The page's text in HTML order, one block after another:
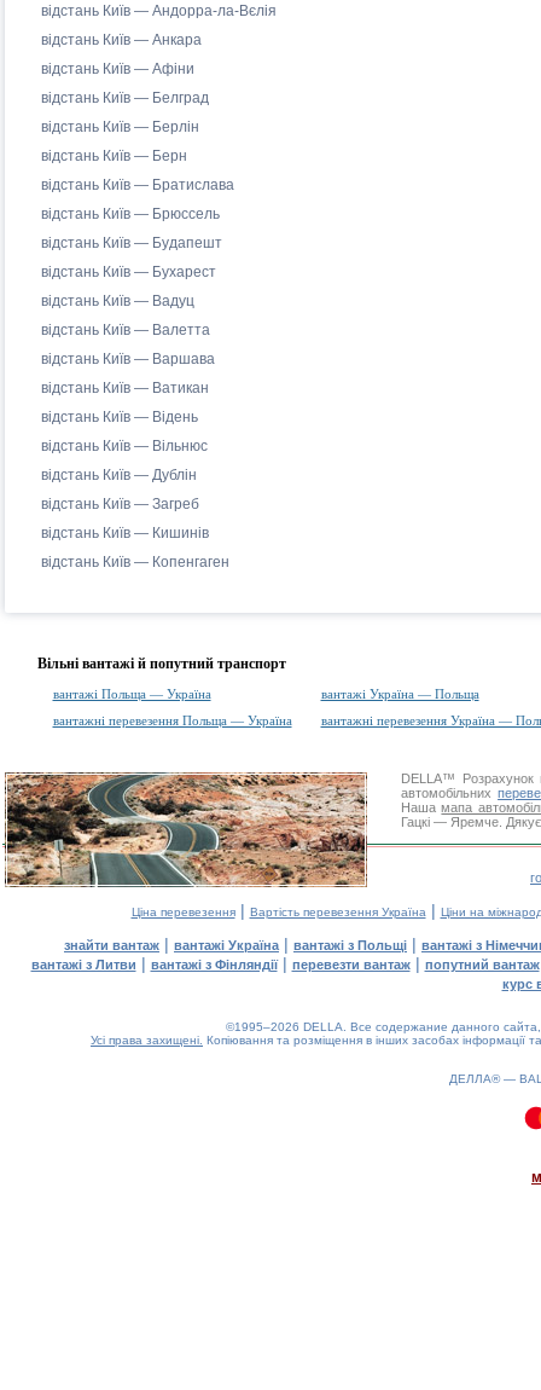
відстань Київ — Андорра-ла-Вєлія
відстань Київ — Анкара
відстань Київ — Афіни
відстань Київ — Белград
відстань Київ — Берлін
відстань Київ — Берн
відстань Київ — Братислава
відстань Київ — Брюссель
відстань Київ — Будапешт
відстань Київ — Бухарест
відстань Київ — Вадуц
відстань Київ — Валетта
відстань Київ — Варшава
відстань Київ — Ватикан
відстань Київ — Відень
відстань Київ — Вільнюс
відстань Київ — Дублін
відстань Київ — Загреб
відстань Київ — Кишинів
відстань Київ — Копенгаген
Вільні вантажі й попутний транспорт
вантажі Польща — Україна
вантажі Україна — Польща
вантажні перевезення Польща — Україна
вантажні перевезення Україна —
DELLA™
Розрахунок
автомобільних
Нашамапа
Гацкі — Яремче.
Ціна перевезення| Вартість перевезення Україна | Ціни на
знайти вантаж | вантажі Україна | вантажі з Польщі | вантажі з
вантажі з Литви | вантажі з Фінляндії| перевезти вантаж| попутний вантаж
курс
©1995–2026 DELLA. Все содержание данного
Усі права захищені. Копіювання та розміщення в інших засобах інформації
ДЕЛЛА® —